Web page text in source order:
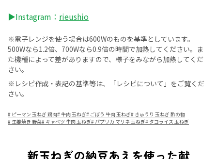
▶Instagram： rieushio
※電子レンジを使う場合は600Wのものを基準としています。
500Wなら1.2倍、700Wなら0.9倍の時間で加熱してください。ま
た機種によって差がありますので、様子をみながら加熱してくだ
さい。
※レシピ作成・表記の基準等は、
「レシピについて」 をご覧くだ
さい。
# ピーマン 玉ねぎ 鶏肉#牛肉 玉ねぎ# ごぼう 牛肉 玉ねぎ# きゅうり 玉ねぎ 酢の物
# 生姜焼き 野菜# キャベツ 牛肉 玉ねぎ#パプリカ マリネ 玉ねぎ# タコライス 玉ねぎ
新玉ねぎの納豆あえを使った献